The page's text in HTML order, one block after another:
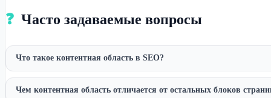
❓ Часто задаваемые вопросы
Что такое контентная область в SEO?
Чем контентная область отличается от остальных блоков